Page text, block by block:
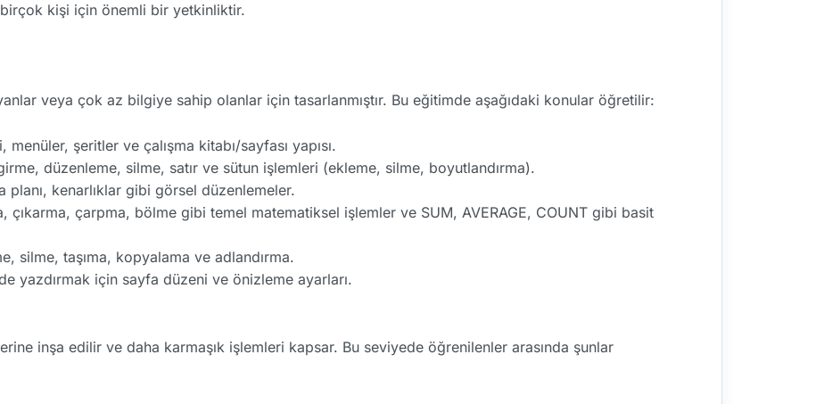
kişi için önemli bir yetkinliktir.
veya çok az bilgiye sahip olanlar için tasarlanmıştır. Bu eğitimde aşağıdaki konular öğretilir:
şeritler ve çalışma kitabı/sayfası yapısı.
düzenleme, silme, satır ve sütun işlemleri (ekleme, silme, boyutlandırma).
planı, kenarlıklar gibi görsel düzenlemeler.
çıkarma, çarpma, bölme gibi temel matematiksel işlemler ve SUM, AVERAGE, COUNT gibi basit
silme, taşıma, kopyalama ve adlandırma.
yazdırmak için sayfa düzeni ve önizleme ayarları.
inşa edilir ve daha karmaşık işlemleri kapsar. Bu seviyede öğrenilenler arasında şunlar